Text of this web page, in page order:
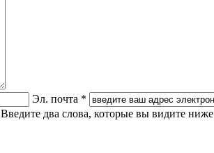
Эл. почта *
Введите два слова, которые вы видите ниже